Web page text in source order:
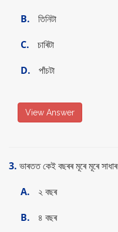
B.
তিনিটা
C.
চাৰিটা
D.
পাঁচটা
View Answer
3. ভাৰতত কেই বছৰৰ মূৰে মূৰে
A.
২ বছৰ
B.
৪ বছৰ